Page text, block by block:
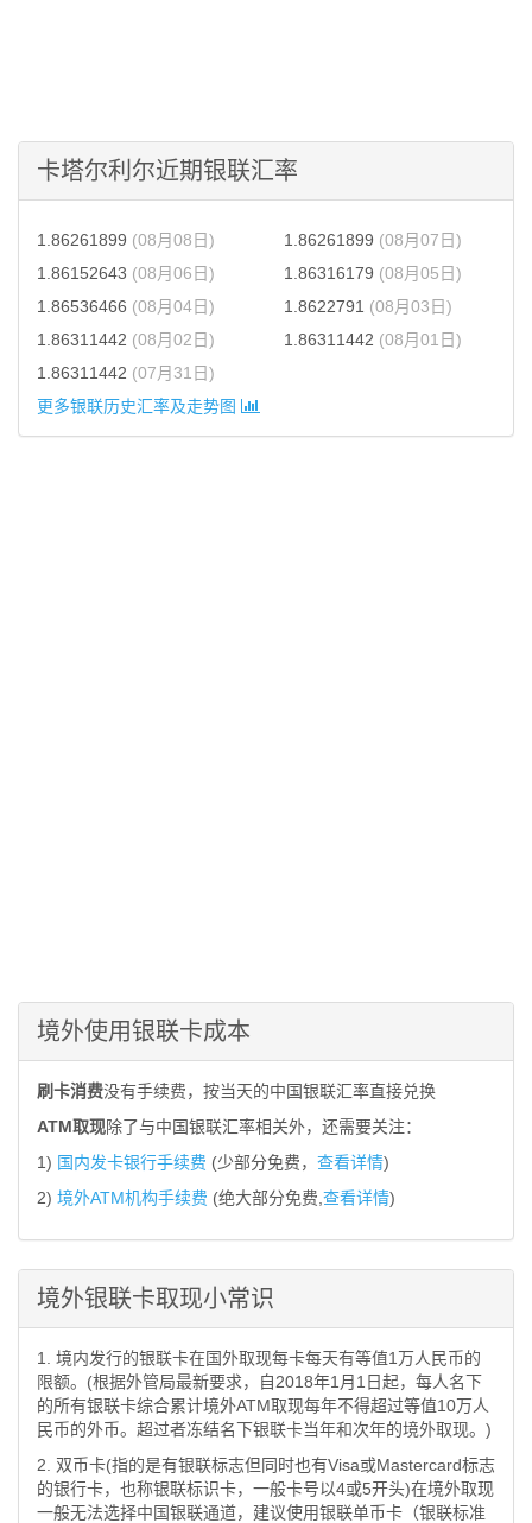
卡塔尔利尔近期银联汇率
1.86261899 (08月08日) 1.86261899 (08月07日)
1.86152643 (08月06日) 1.86316179 (08月05日)
1.86536466 (08月04日) 1.8622791 (08月03日)
1.86311442 (08月02日) 1.86311442 (08月01日)
1.86311442 (07月31日)
更多银联历史汇率及走势图
境外使用银联卡成本
刷卡消费没有手续费，按当天的中国银联汇率直接兑换
ATM取现除了与中国银联汇率相关外，还需要关注：
1) 国内发卡银行手续费 (少部分免费， 查看详情)
2) 境外ATM机构手续费 (绝大部分免费, 查看详情)
境外银联卡取现小常识
1. 境内发行的银联卡在国外取现每卡每天有等值1万人民币的
限额。(根据外管局最新要求，自2018年1月1日起，每人名下
的所有银联卡综合累计境外ATM取现每年不得超过等值10万人
民币的外币。超过者冻结名下银联卡当年和次年的境外取现。)
2. 双币卡(指的是有银联标志但同时也有Visa或Mastercard标志
的银行卡，也称银联标识卡，一般卡号以4或5开头)在境外取现
一般无法选择中国银联通道，建议使用银联单币卡（银联标准